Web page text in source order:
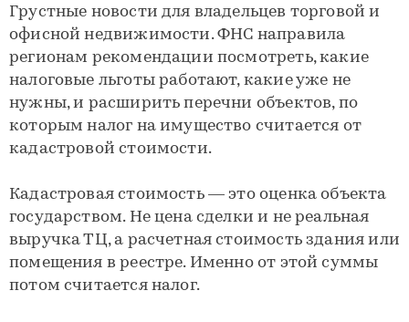
Грустные новости для владельцев торговой и
офисной недвижимости. ФНС направила
регионам рекомендации посмотреть, какие
налоговые льготы работают, какие уже не
нужны, и расширить перечни объектов, по
которым налог на имущество считается от
кадастровой стоимости.
Кадастровая стоимость — это оценка объекта
государством. Не цена сделки и не реальная
выручка ТЦ, а расчетная стоимость здания или
помещения в реестре. Именно от этой суммы
потом считается налог.